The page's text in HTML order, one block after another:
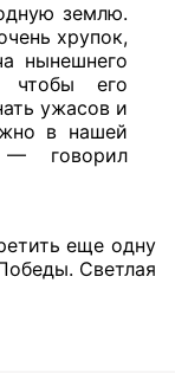
землю.
хрупок,
нынешнего
чтобы его
ужасов и
в нашей
— говорил
еще одну
Светлая